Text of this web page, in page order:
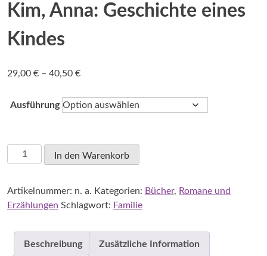
Kim, Anna: Geschichte eines
Kindes
29,00 € – 40,50 €Preisspanne:
bis
40,50 €
Ausführung
Kim,
Anna:
eines
Kindes
In den Warenkorb
Artikelnummer: n. a. Kategorien: Bücher, Romane und
Erzählungen Schlagwort: Familie
Beschreibung Zusätzliche Information